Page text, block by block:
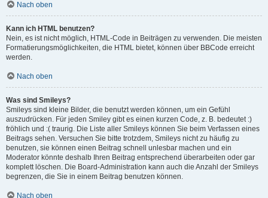
Nach oben
Kann ich HTML benutzen?
Nein, es ist nicht möglich, HTML-Code in Beiträgen zu verwenden. Die meisten
Formatierungsmöglichkeiten, die HTML bietet, können über BBCode erreicht
werden.
Nach oben
Was sind Smileys?
Smileys sind kleine Bilder, die benutzt werden können, um ein Gefühl
auszudrücken. Für jeden Smiley gibt es einen kurzen Code, z. B. bedeutet :)
fröhlich und :( traurig. Die Liste aller Smileys können Sie beim Verfassen eines
Beitrags sehen. Versuchen Sie bitte trotzdem, Smileys nicht zu häufig zu
benutzen, sie können einen Beitrag schnell unlesbar machen und ein
Moderator könnte deshalb Ihren Beitrag entsprechend überarbeiten oder gar
komplett löschen. Die Board-Administration kann auch die Anzahl der Smileys
begrenzen, die Sie in einem Beitrag benutzen können.
Nach oben